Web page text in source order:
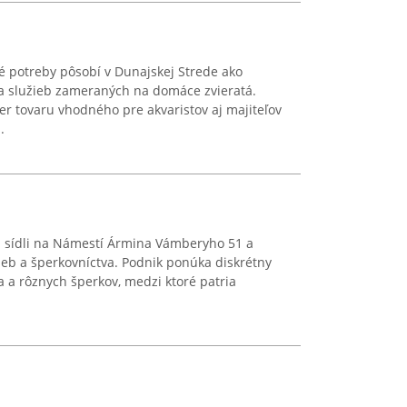
potreby pôsobí v Dunajskej Strede ako
zameraných na domáce zvieratá.
tovaru vhodného pre akvaristov aj majiteľov
na Námestí Ármina Vámberyho 51 a
a šperkovníctva. Podnik ponúka diskrétny
a rôznych šperkov, medzi ktoré patria